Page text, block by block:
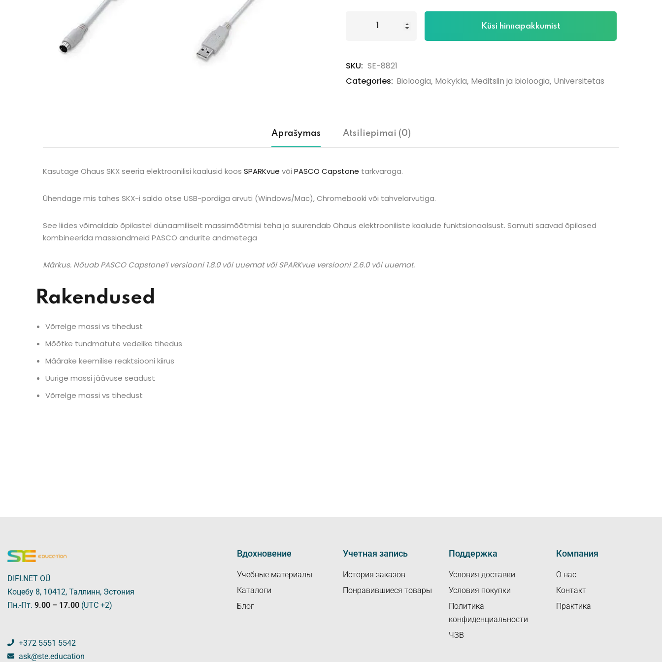
Küsi hinnapakkumist
SKU: SE-8821
Categories: Bioloogia, Mokykla, Meditsiin ja bioloogia, Universitetas
Aprašymas Atsiliepimai (0)
Kasutage Ohaus SKX seeria elektroonilisi kaalusid koos SPARKvue või PASCO Capstone tarkvaraga.
Ühendage mis tahes SKX-i saldo otse USB-pordiga arvuti (Windows/Mac), Chromebooki või tahvelarvutiga.
See liides võimaldab õpilastel dünaamiliselt massimõõtmisi teha ja suurendab Ohaus elektrooniliste kaalude funktsionaalsust. Samuti saavad õpilased
kombineerida massiandmeid PASCO andurite andmetega
Märkus. Nõuab PASCO Capstone’i versiooni 1.8.0 või uuemat või SPARKvue versiooni 2.6.0 või uuemat.
Rakendused
Võrrelge massi vs tihedust
Mõõtke tundmatute vedelike tihedus
Määrake keemilise reaktsiooni kiirus
Uurige massi jäävuse seadust
Võrrelge massi vs tihedust
DIFI.NET OÜ
Коцебу 8, 10412, Таллинн, Эстония
Пн.-Пт. 9.00 – 17.00 (UTC +2)
+372 5551 5542
ask@ste.education
Вдохновение
Учебные материалы
Каталоги
Блог
Учетная запись
История заказов
Понравившиеся товары
Поддержка
Условия доставки
Условия покупки
Политика
конфиденциальности
ЧЗВ
Компания
О нас
Контакт
Практика